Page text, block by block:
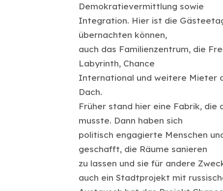
Demokratievermittlung sowie
Integration. Hier ist die
übernachten können,
auch das Familienzentrum, die
Labyrinth, Chance
International und weitere Mieter
Dach.
Früher stand hier eine Fabrik, die
musste. Dann haben sich
politisch engagierte Menschen
geschafft, die Räume sanieren
zu lassen und sie für andere
auch ein Stadtprojekt mit